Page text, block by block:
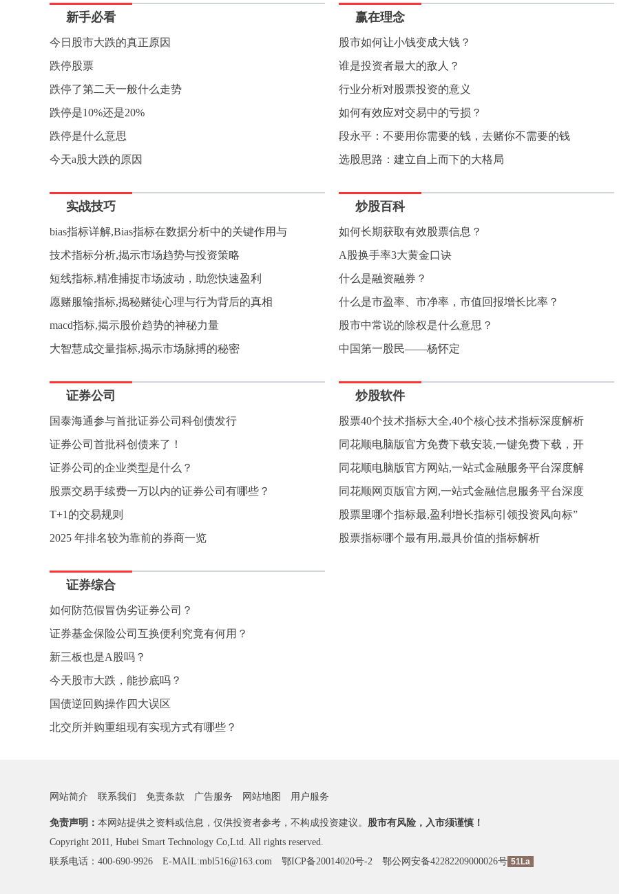
新手必看
今日股市大跌的真正原因
跌停股票
跌停了第二天一般什么走势
跌停是10%还是20%
跌停是什么意思
今天a股大跌的原因
赢在理念
股市如何让小钱变成大钱？
谁是投资者最大的敌人？
行业分析对股票投资的意义
如何有效应对交易中的亏损？
段永平：不要用你需要的钱，去赌你不需要的钱
选股思路：建立自上而下的大格局
实战技巧
bias指标详解,Bias指标在数据分析中的关键作用与
技术指标分析,揭示市场趋势与投资策略
短线指标,精准捕捉市场波动，助您快速盈利
愿赌服输指标,揭秘赌徒心理与行为背后的真相
macd指标,揭示股价趋势的神秘力量
大智慧成交量指标,揭示市场脉搏的秘密
炒股百科
如何长期获取有效股票信息？
A股换手率3大黄金口诀
什么是融资融券？
什么是市盈率、市净率，市值回报增长比率？
股市中常说的除权是什么意思？
中国第一股民——杨怀定
证券公司
国泰海通参与首批证券公司科创债发行
证券公司首批科创债来了！
证券公司的企业类型是什么？
股票交易手续费一万以内的证券公司有哪些？
T+1的交易规则
2025 年排名较为靠前的券商一览
炒股软件
股票40个技术指标大全,40个核心技术指标深度解析
同花顺电脑版官方免费下载安装,一键免费下载，开
同花顺电脑版官方网站,一站式金融服务平台深度解
同花顺网页版官方网,一站式金融信息服务平台深度
股票里哪个指标最,盈利增长指标引领投资风向标”
股票指标哪个最有用,最具价值的指标解析
证券综合
如何防范假冒伪劣证券公司？
证券基金保险公司互换便利究竟有何用？
新三板也是A股吗？
今天股市大跌，能抄底吗？
国债逆回购操作四大误区
北交所并购重组现有实现方式有哪些？
网站简介 联系我们 免责条款 广告服务 网站地图 用户服务
免责声明： 本网站提供之资料或信息，仅供投资者参考，不构成投资建议。 股市有风险，入市须谨慎！
Copyright 2011, Hubei Smart Technology Co,Ltd. All rights reserved.
联系电话：400-690-9926 E-MAIL:mbl516@163.com 鄂ICP备20014020号-2 鄂公网安备42282209000026号 51La